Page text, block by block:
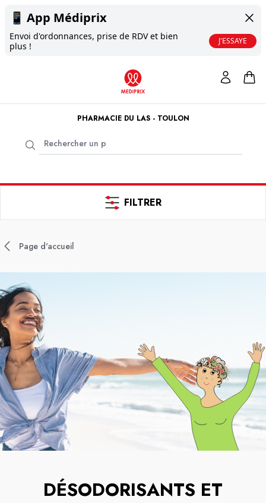
📱 App Médiprix
Envoi d'ordonnances, prise de RDV et bien
plus !
J'ESSAYE
PHARMACIE DU LAS - TOULON
FILTRER
Page d'accueil
DÉSODORISANTS ET